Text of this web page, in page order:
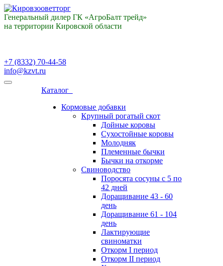
Генеральный дилер ГК «АгроБалт трейд»
на территории Кировской области
+7 (8332) 70-44-58
info@kzvt.ru
Каталог
Кормовые добавки
Крупный рогатый скот
Дойные коровы
Сухостойные коровы
Молодняк
Племенные бычки
Бычки на откорме
Свиноводство
Поросята сосуны с 5 по
42 дней
Доращивание 43 - 60
день
Доращивание 61 - 104
день
Лактирующие
свиноматки
Откорм I период
Откорм II период